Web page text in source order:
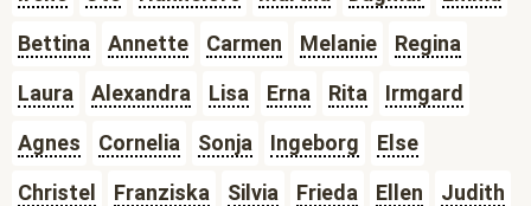
Bettina
Annette Carmen Melanie
Regina
Laura
Alexandra Lisa Erna Rita
Irmgard
Agnes
Cornelia Sonja Ingeborg
Else
Christel
Franziska Silvia Frieda Ellen
Judith